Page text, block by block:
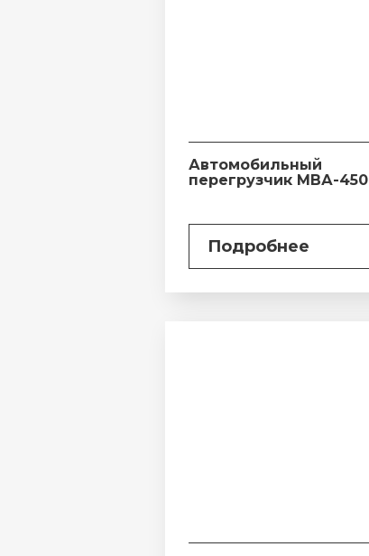
Автомобильный
перегрузчик МВА-450
Подробнее